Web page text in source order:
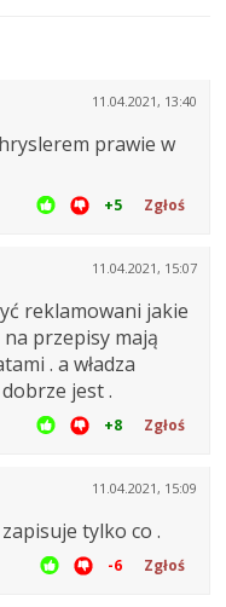
11.04.2021, 13:40
prawie w
+5 Zgłoś
11.04.2021, 15:07
reklamowani jakie
na przepisy mają
. a władza
jest .
+8 Zgłoś
11.04.2021, 15:09
tylko co .
-6 Zgłoś